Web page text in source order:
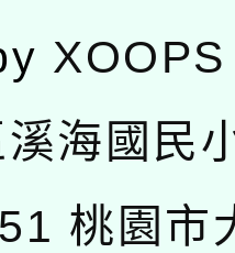
XOOPS
海國民
桃園市